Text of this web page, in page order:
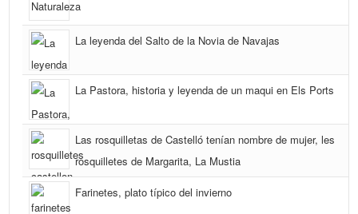
La leyenda del Salto de la Novia de Navajas
La Pastora, historia y leyenda de un maqui en Els Ports
Las rosquilletas de Castelló tenían nombre de mujer, les
rosquilletes de Margarita, La Mustia
Farinetes, plato típico del invierno